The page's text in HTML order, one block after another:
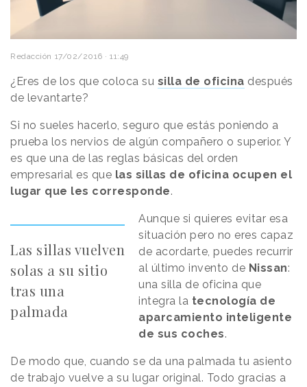
Redacción 17/02/2016 · 11:49
¿Eres de los que coloca su silla de oficina después
de levantarte?
Si no sueles hacerlo, seguro que estás poniendo a
prueba los nervios de algún compañero o superior. Y
es que una de las reglas básicas del orden
empresarial es que las sillas de oficina ocupen el
lugar que les corresponde.
Las sillas vuelven
solas a su sitio
tras una
palmada
Aunque si quieres evitar esa
situación pero no eres capaz
de acordarte, puedes recurrir
al último invento de Nissan:
una silla de oficina que
integra la tecnología de
aparcamiento inteligente
de sus coches.
De modo que, cuando se da una palmada tu asiento
de trabajo vuelve a su lugar original. Todo gracias a